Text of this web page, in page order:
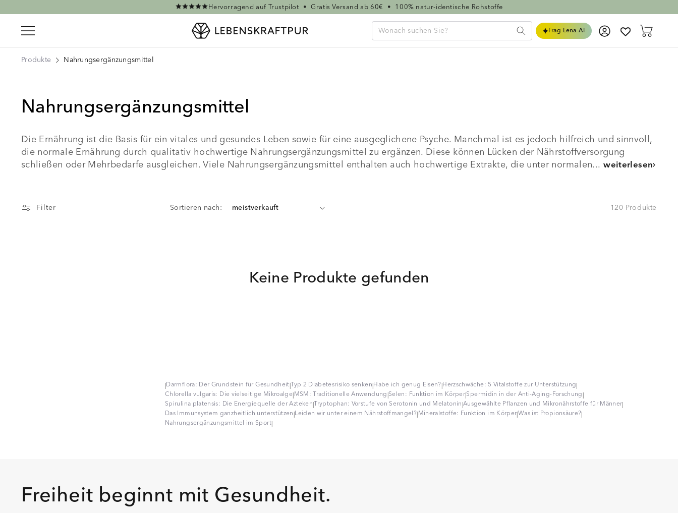
Hervorragend auf Trustpilot • Gratis Versand ab 60€ • 100% natur-identische Rohstoffe
Frag Lena AI Einloggen Warenkorb
Produkte Nahrungsergänzungsmittel
Nahrungsergänzungsmittel
Die Ernährung ist die Basis für ein vitales und gesundes Leben sowie für eine ausgeglichene Psyche. Manchmal ist es jedoch hilfreich und sinnvoll,
die normale Ernährung durch qualitativ hochwertige Nahrungsergänzungsmittel zu ergänzen. Diese können Lücken der Nährstoffversorgung
schließen oder Mehrbedarfe ausgleichen. Viele Nahrungsergänzungsmittel enthalten auch hochwertige Extrakte, die unter normalen... weiterlesen
Filter Sortieren nach: 120 Produkte
Keine Produkte gefunden
|Darmflora: Der Grundstein für Gesundheit|Typ 2 Diabetesrisiko senken|Habe ich genug Eisen?|Herzschwäche: 5 Vitalstoffe zur Unterstützung|
Chlorella vulgaris: Die vielseitige Mikroalge|MSM: Traditionelle Anwendung|Selen: Funktion im Körper|Spermidin in der Anti-Aging-Forschung|
Spirulina platensis: Die Energiequelle der Azteken|Tryptophan: Vorstufe von Serotonin und Melatonin|Ausgewählte Pflanzen und Mikronährstoffe für Männer|
Das Immunsystem ganzheitlich unterstützen|Leiden wir unter einem Nährstoffmangel?|Mineralstoffe: Funktion im Körper|Was ist Propionsäure?|
Nahrungsergänzungsmittel im Sport|
Freiheit beginnt mit Gesundheit.